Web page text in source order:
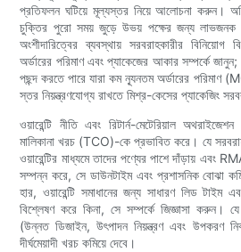
প্রতিফলন ঘটিয়ে মূল্যস্তর নিয়ে আলোচনা করুন।
চুক্তির পুরো সময় জুড়ে উভয় পক্ষের জন্য লাভজনক
অংশীদারিত্বের ব্যবস্থায় সরবরাহকারীর
অর্ডারের পরিমাণ এবং প্যাকেজের আকার সম্পর্কে
পছন্দ করতে পারে যারা কম ন্যূনতম অর্ডারের পরিমাণ
স্তর নিয়ন্ত্রণযোগ্য রাখতে মিশ্র-কেসের প্যাকেজিং
ওয়ারেন্টি নীতি এবং রিটার্ন-মেটেরিয়াল
মালিকানা খরচ (TCO)-কে প্রভাবিত করে। যে
ওয়ারেন্টির মাধ্যমে তাদের পণ্যের পাশে দাঁড়ায় এবং
সম্পন্ন করে, সে ডাউনটাইম এবং প্রশাসনিক বোঝা
হার, ওয়ারেন্টি সমাধানের জন্য সাধারণ লিড টাইম
বিশ্লেষণ করে কিনা, সে সম্পর্কে জিজ্ঞাসা করুন। যে
(উন্নত ডিজাইন, উৎপাদন নিয়ন্ত্রণ এবং উপকরণ
দীর্ঘমেয়াদী খরচ কমিয়ে দেবে।